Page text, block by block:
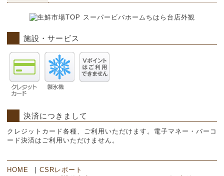
施設・サービス
決済につきまして
クレジットカード各種、ご利用いただけます。電子マネー・バーコ
ード決済はご利用いただけません。
HOME
CSRレポート